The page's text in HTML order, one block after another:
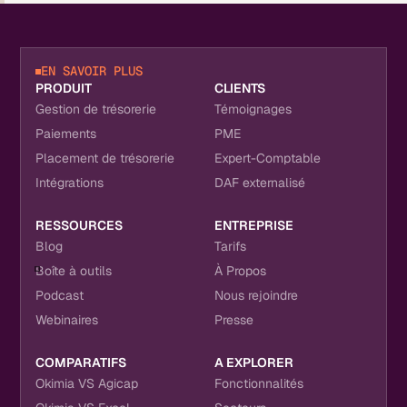
EN SAVOIR PLUS
PRODUIT
Gestion de trésorerie
Paiements
Placement de trésorerie
Intégrations
CLIENTS
Témoignages
PME
Expert-Comptable
DAF externalisé
RESSOURCES
Blog
Boîte à outils
Podcast
Webinaires
ENTREPRISE
Tarifs
À Propos
Nous rejoindre
Presse
COMPARATIFS
Okimia VS Agicap
A EXPLORER
Fonctionnalités